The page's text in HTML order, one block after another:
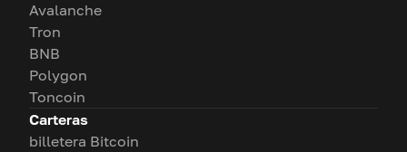
Avalanche
Tron
BNB
Polygon
Toncoin
Carteras
billetera Bitcoin